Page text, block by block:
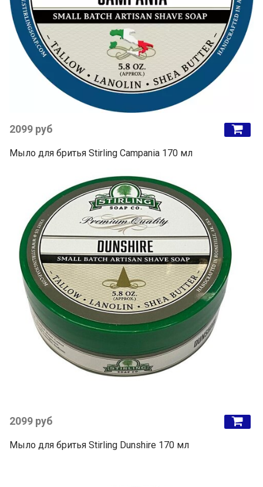
2099 руб
Мыло для бритья Stirling Campania 170 мл
2099 руб
Мыло для бритья Stirling Dunshire 170 мл